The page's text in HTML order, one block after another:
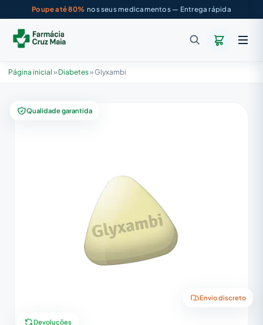
Poupe até 80% nos seus medicamentos — Entrega rápida
Página inicial » Diabetes»Glyxambi
Qualidade garantida
Envio discreto
Devoluções